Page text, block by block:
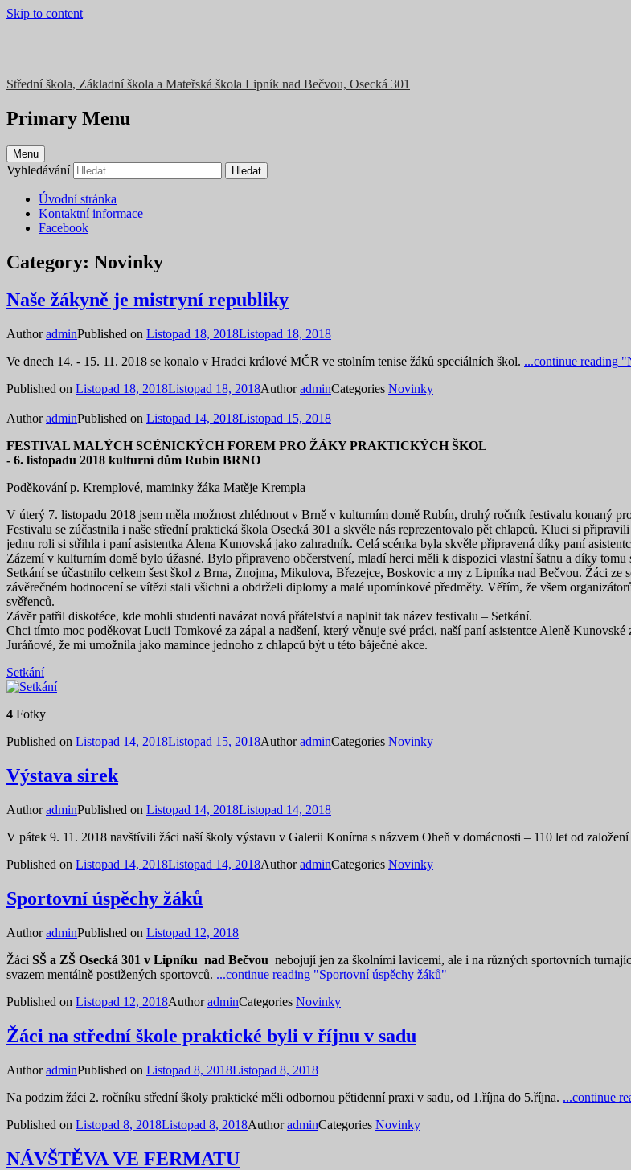
Skip to content
Střední škola, Základní škola a Mateřská škola Lipník nad Bečvou, Osecká 301
Primary Menu
Menu
Vyhledávání
Úvodní stránka
Kontaktní informace
Facebook
Category: Novinky
Naše žákyně je mistryní republiky
AuthoradminPublished on Listopad 18, 2018Listopad 18, 2018
Ve dnech 14. - 15. 11. 2018 se konalo v Hradci králové MČR ve stolním tenise žáků speciálních škol. ...continue reading
Published on Listopad 18, 2018Listopad 18, 2018AuthoradminCategories Novinky
AuthoradminPublished on Listopad 14, 2018Listopad 15, 2018
FESTIVAL MALÝCH SCÉNICKÝCH FOREM PRO ŽÁKY PRAKTICKÝCH ŠKOL
- 6. listopadu 2018 kulturní dům Rubín BRNO
Poděkování p. Kremplové, maminky žáka Matěje Krempla
V úterý 7. listopadu 2018 jsem měla možnost zhlédnout v Brně v kulturním domě Rubín, druhý ročník festivalu konaný
Festivalu se zúčastnila i naše střední praktická škola Osecká 301 a skvěle nás reprezentovalo pět chlapců. Kluci si
jednu roli si střihla i paní asistentka Alena Kunovská jako zahradník. Celá scénka byla skvěle připravená díky paní
Zázemí v kulturním domě bylo úžasné. Bylo připraveno občerstvení, mladí herci měli k dispozici vlastní šatnu a díky
Setkání se účastnilo celkem šest škol z Brna, Znojma, Mikulova, Březejce, Boskovic a my z Lipníka nad Bečvou. Žáci
závěrečném hodnocení se vítězi stali všichni a obdrželi diplomy a malé upomínkové předměty. Věřím, že všem
svěřenců.
Závěr patřil diskotéce, kde mohli studenti navázat nová přátelství a naplnit tak název festivalu – Setkání.
Chci tímto moc poděkovat Lucii Tomkové za zápal a nadšení, který věnuje své práci, naší paní asistentce Aleně
Juráňové, že mi umožnila jako mamince jednoho z chlapců být u této báječné akce.
Setkání
4 Fotky
Published on Listopad 14, 2018Listopad 15, 2018AuthoradminCategories Novinky
Výstava sirek
AuthoradminPublished on Listopad 14, 2018Listopad 14, 2018
V pátek 9. 11. 2018 navštívili žáci naší školy výstavu v Galerii Konírna s názvem Oheň v domácnosti – 110 let od
Published on Listopad 14, 2018Listopad 14, 2018AuthoradminCategories Novinky
Sportovní úspěchy žáků
AuthoradminPublished on Listopad 12, 2018
Žáci SŠ a ZŠ Osecká 301 v Lipníku nad Bečvou nebojují jen za školními lavicemi, ale i na různých sportovních
svazem mentálně postižených sportovců. ...continue reading "Sportovní úspěchy žáků"
Published on Listopad 12, 2018AuthoradminCategories Novinky
Žáci na střední škole praktické byli v říjnu v sadu
AuthoradminPublished on Listopad 8, 2018Listopad 8, 2018
Na podzim žáci 2. ročníku střední školy praktické měli odbornou pětidenní praxi v sadu, od 1.října do 5.října. ...continue
Published on Listopad 8, 2018Listopad 8, 2018AuthoradminCategories Novinky
NÁVŠTĚVA VE FERMATU